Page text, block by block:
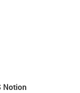
Notion